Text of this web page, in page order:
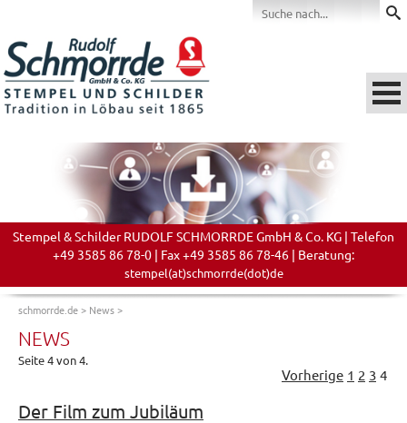
Stempel & Schilder RUDOLF SCHMORRDE GmbH & Co. KG | Telefon
+49 3585 86 78-0 | Fax +49 3585 86 78-46 | Beratung:
stempel(at)schmorrde(dot)de
schmorrde.de> News>
NEWS
Seite 4 von 4.
Vorherige 1 2 3 4
Der Film zum Jubiläum